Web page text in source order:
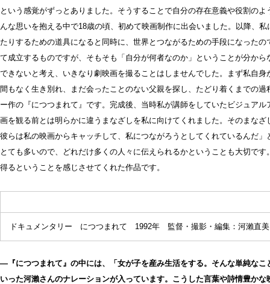
という感覚がずっとありました。そうすることで自分の存在意義や役割の
んな思いを抱える中で18歳の頃、初めて映画制作に出会いました。以降、
たりするための道具になると同時に、世界とつながるための手段になった
て成立するものですが、そもそも「自分が何者なのか」ということが分か
できないと考え、いきなり劇映画を撮ることはしませんでした。まず私自
間もなく生き別れ、まだ会ったことのない父親を探し、たどり着くまでの
ー作の『につつまれて』です。完成後、当時私が講師をしていたビジュア
画を観る前とは明らかに違うまなざしを私に向けてくれました。そのまな
彼らは私の映画からキャッチして、私につながろうとしてくれているんだ
とても多いので、どれだけ多くの人々に伝えられるかということも大切で
得るということを感じさせてくれた作品です。
ドキュメンタリー につつまれて 1992年 監督・撮影・編集：河瀨直
―『につつまれて』の中には、「女が子を産み生活をする。そんな単純な
いった河瀨さんのナレーションが入っています。こうした言葉や詩情豊か